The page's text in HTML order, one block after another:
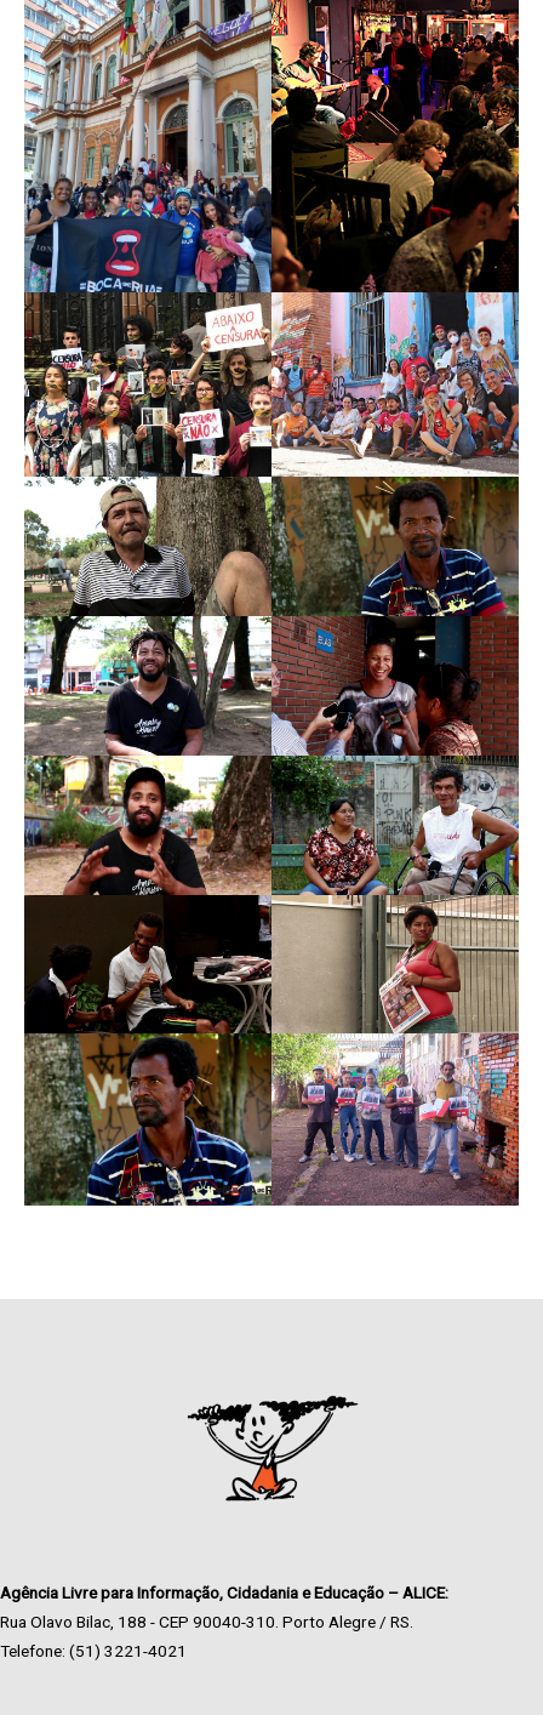
Agência Livre para Informação, Cidadania e Educação – ALICE:
Rua Olavo Bilac, 188 - CEP 90040-310. Porto Alegre / RS.
Telefone: (51) 3221-4021